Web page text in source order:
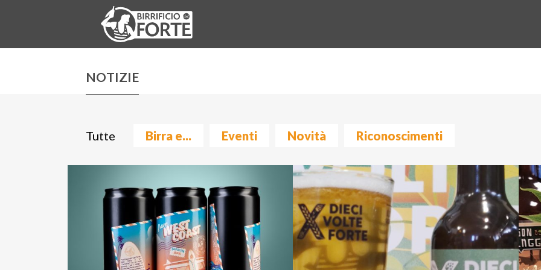
NOTIZIE
Tutte Birra e... Eventi Novità Riconoscimenti